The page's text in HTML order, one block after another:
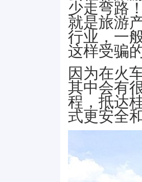
少走弯路
就是旅游
行业，一
这样受骗
因为在火
其中会有
程，抵达
式更安全